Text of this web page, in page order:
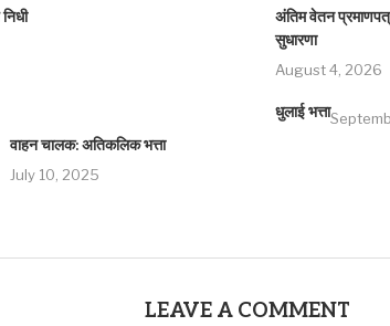
अंतिम वेतन
सुधारणा
August 4, 2026
वाहन चालक: अतिकलिक भत्ता
July 10, 2025
धुलाई भत्ता
LEAVE A COMMENT